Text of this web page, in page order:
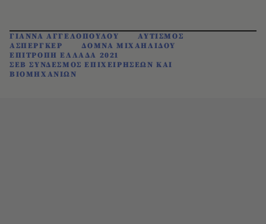
ΓΙΑΝΝΑ ΑΓΓΕΛΟΠΟΥΛΟΥ
ΑΥΤΙΣΜΟΣ
ΑΣΠΕΡΓΚΕΡ
ΔΟΜΝΑ ΜΙΧΑΗΛΙΔΟΥ
ΕΠΙΤΡΟΠΗ ΕΛΛΑΔΑ 2021
ΣΕΒ ΣΥΝΔΕΣΜΟΣ ΕΠΙΧΕΙΡΗΣΕΩΝ ΚΑΙ
ΒΙΟΜΗΧΑΝΙΩΝ